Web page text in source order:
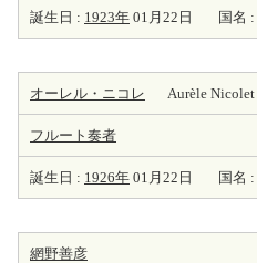
誕生日 : 1923年 01月22日 国名 :
オーレル・ニコレ Aurèle Nicolet
フルート 奏者
誕生日 : 1926年 01月22日 国名 :
網野善彦